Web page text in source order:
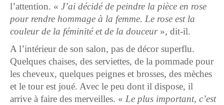
l’attention. « J’ai décidé de peindre la pièce en rose
pour rendre hommage à la femme. Le rose est la
couleur de la féminité et de la douceur», dit-il.
A l’intérieur de son salon, pas de décor superflu.
Quelques chaises, des serviettes, de la pommade pour
les cheveux, quelques peignes et brosses, des mèches
et le tour est joué. Avec le peu dont il dispose, il
arrive à faire des merveilles. « Le plus important, c’est